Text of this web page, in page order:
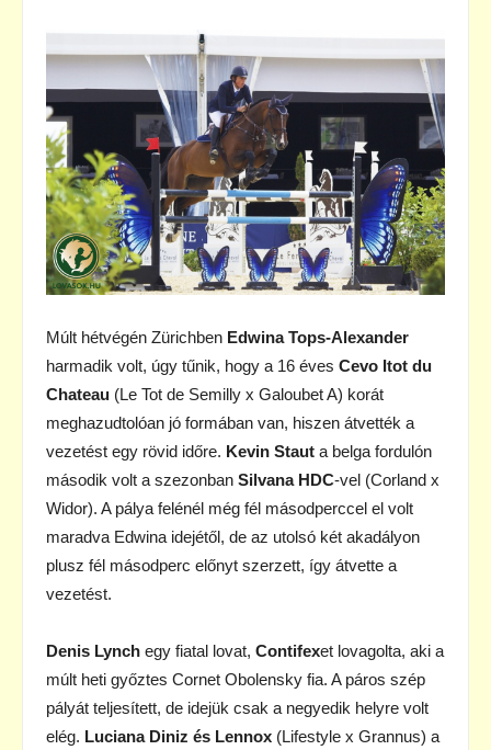
Múlt hétvégén Zürichben Edwina Tops-Alexander
harmadik volt, úgy tűnik, hogy a 16 éves Cevo Itot du
Chateau (Le Tot de Semilly x Galoubet A) korát
meghazudtolóan jó formában van, hiszen átvették a
vezetést egy rövid időre. Kevin Staut a belga fordulón
második volt a szezonban Silvana HDC-vel (Corland x
Widor). A pálya felénél még fél másodperccel el volt
maradva Edwina idejétől, de az utolsó két akadályon
plusz fél másodperc előnyt szerzett, így átvette a
vezetést.
Denis Lynch egy fiatal lovat, Contifexet lovagolta, aki a
múlt heti győztes Cornet Obolensky fia. A páros szép
pályát teljesített, de idejük csak a negyedik helyre volt
elég. Luciana Diniz és Lennox (Lifestyle x Grannus) a